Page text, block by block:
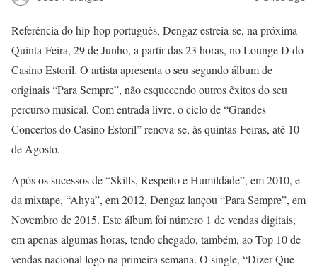
Referência do hip-hop português, Dengaz estreia-se, na próxima
Quinta-Feira, 29 de Junho, a partir das 23 horas, no Lounge D do
Casino Estoril. O artista apresenta oseu segundo álbum de
originais “Para Sempre”, não esquecendo outros êxitos do seu
percurso musical. Com entrada livre, o ciclo de “Grandes
Concertos do Casino Estoril” renova-se, às quintas-Feiras, até 10
de Agosto.
Após os sucessos de “Skills, Respeito e Humildade”, em 2010, e
da mixtape, “Ahya”, em 2012, Dengaz lançou “Para Sempre”, em
Novembro de 2015. Este álbum foi número 1 de vendas digitais,
em apenas algumas horas, tendo chegado, também, ao Top 10 de
vendas nacional logo na primeira semana. O single, “Dizer Que